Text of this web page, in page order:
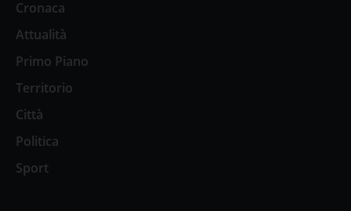
Cronaca
Attualità
Primo Piano
Territorio
Città
Politica
Sport